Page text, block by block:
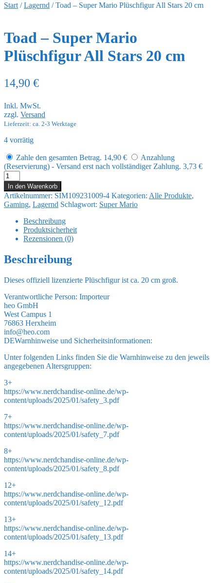
Start /Lagernd /Toad – Super Mario Plüschfigur All Stars 20 cm
Toad – Super Mario
Plüschfigur All Stars 20 cm
14,90 €
Inkl. MwSt.
zzgl. Versand
Lieferzeit: ca. 2-3 Werktage
4 vorrätig
Zahle den gesamten Betrag. 14,90 €
Anzahlung
(Reservierung) - Versand erst nach vollständiger Zahlung. 3,73 €
Toad
-
Super
Mario
Plüschfigur
Stars
Menge
In den Warenkorb
Artikelnummer: SIM109231009-4 Kategorien: Alle Produkte,
Gaming, Lagernd Schlagwort: Super Mario
Beschreibung
Produktsicherheit
Rezensionen (0)
Beschreibung
Dieses offiziell lizenzierte Plüschfigur ist ca. 20 cm groß.
Verantwortliche Person: Importeur
heo GmbH
West Campus 1
76863 Herxheim
info@heo.com
DEWarnhinweise und Sicherheitsinformationen:
Unter folgenden Links finden Sie die Warnhinweise zu den jeweils
angegebenen Altersgruppen:
3+
https://www.nerdchandise-online.de/wp-
content/uploads/2025/01/safety_3.pdf
7+
https://www.nerdchandise-online.de/wp-
content/uploads/2025/01/safety_7.pdf
8+
https://www.nerdchandise-online.de/wp-
content/uploads/2025/01/safety_8.pdf
12+
https://www.nerdchandise-online.de/wp-
content/uploads/2025/01/safety_12.pdf
13+
https://www.nerdchandise-online.de/wp-
content/uploads/2025/01/safety_13.pdf
14+
https://www.nerdchandise-online.de/wp-
content/uploads/2025/01/safety_14.pdf